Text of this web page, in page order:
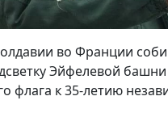
во Франции
Эйфелевой башни
флага к 35-летию